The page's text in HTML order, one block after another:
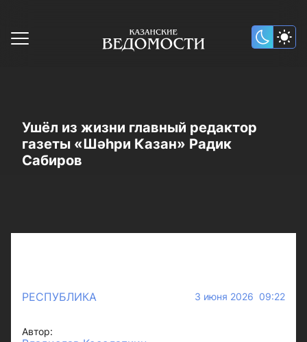
Ушёл из жизни главный редактор
газеты «Шәһри Казан» Радик
Сабиров
РЕСПУБЛИКА 3 июня 2026 09:22
Автор: